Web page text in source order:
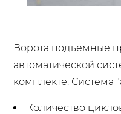
Ворота подъемные
автоматической
комплекте. Система
Количество